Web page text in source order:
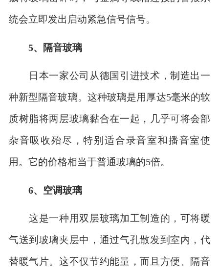
统会立即发出启动紧急信号信号。
5、隔音玻璃
日本一家公司从德国引进技术，制造出一
种新型隔音玻璃。这种玻璃是用厚达5毫米的软
质树脂将两层玻璃黏合在一起，几乎可将会部
杂音吸收殆尽，特别适合录音室和播音室使
用。它的价格相当于普通玻璃的5倍。
6、空调玻璃
这是一种用双层玻璃加工制造的，可将暖
气送到玻璃夹层中，通过气孔散发到室内，代
替暖气片。这不仅节约能量，而且方便、隔音